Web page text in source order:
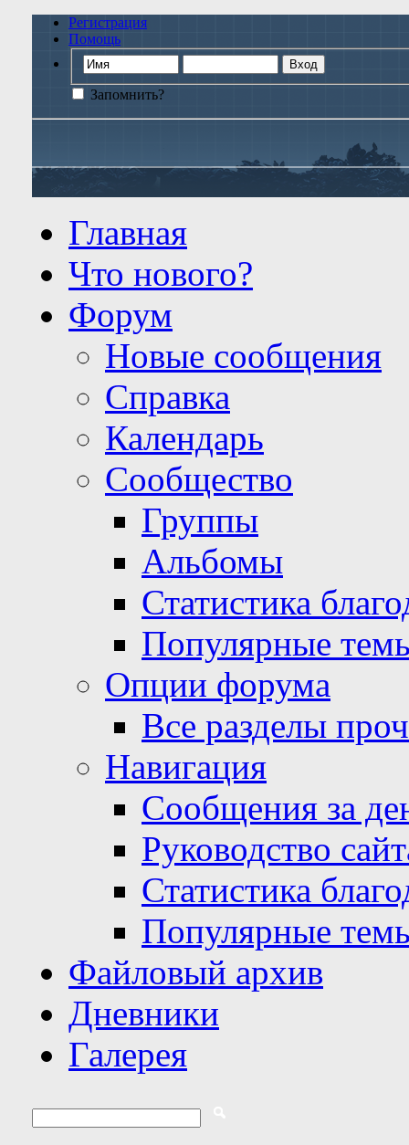
Регистрация
Помощь
Запомнить?
Главная
Что нового?
Форум
Новые сообщения
Справка
Календарь
Сообщество
Группы
Альбомы
Статистика
Популярные
Опции форума
Все разделы
Навигация
Сообщения за
Руководство
Статистика
Популярные
Файловый архив
Дневники
Галерея